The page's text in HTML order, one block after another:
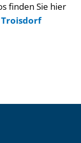
finden Sie hier
Troisdorf